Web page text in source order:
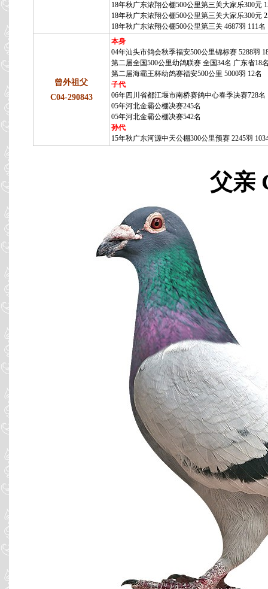
18年秋广东浓翔公棚500公里第三关大家乐300元
18年秋广东浓翔公棚500公里第三关大家乐300元
18年秋广东浓翔公棚500公里第三关 4687羽 111名
曾外祖父
C04-290843
本身
04年汕头市鸽会秋季福安500公里锦标赛 5288羽
第二届全国500公里幼鸽联赛 全国34名 广东省18
第二届海霸王杯幼鸽赛福安500公里 5000羽 12名
子代
06年四川省都江堰市南桥赛鸽中心春季决赛728名
05年河北金霸公棚决赛245名
05年河北金霸公棚决赛542名
孙代
15年秋广东河源中天公棚300公里预赛 2245羽 103
父亲